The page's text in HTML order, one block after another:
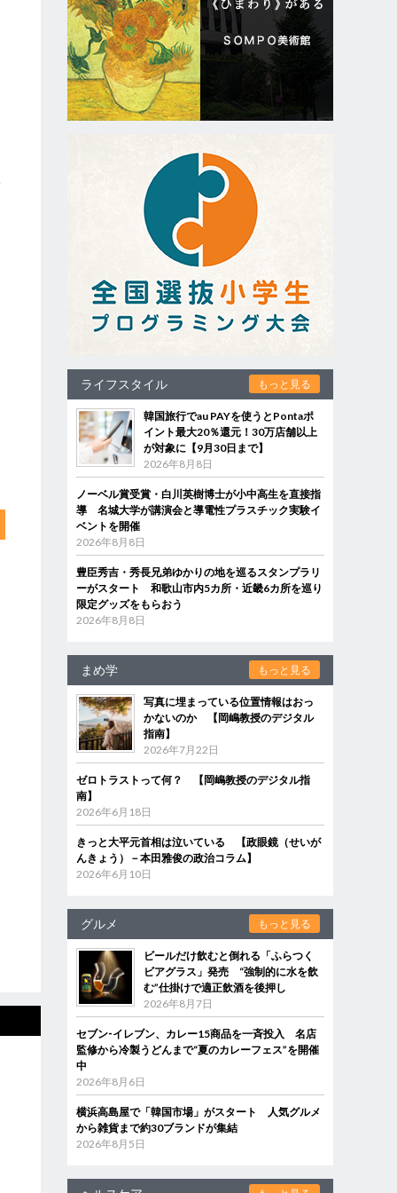
ライフスタイル もっと見る
韓国旅行でau PAYを使うとPontaポ
イント最大20％還元！30万店舗以上
が対象に【9月30日まで】
2026年8月8日
ノーベル賞受賞・白川英樹博士が小中高生を直接指
導 名城大学が講演会と導電性プラスチック実験イ
ベントを開催
2026年8月8日
豊臣秀吉・秀長兄弟ゆかりの地を巡るスタンプラリ
ーがスタート 和歌山市内5カ所・近畿6カ所を巡り
限定グッズをもらおう
2026年8月8日
まめ学 もっと見る
写真に埋まっている位置情報はおっ
かないのか 【岡嶋教授のデジタル
指南】
2026年7月22日
ゼロトラストって何？ 【岡嶋教授のデジタル指
南】
2026年6月18日
きっと大平元首相は泣いている 【政眼鏡（せいが
んきょう）－本田雅俊の政治コラム】
2026年6月10日
グルメ もっと見る
ビールだけ飲むと倒れる「ふらつく
ビアグラス」発売 “強制的に水を飲
む”仕掛けで適正飲酒を後押し
2026年8月7日
セブン‐イレブン、カレー15商品を一斉投入 名店
監修から冷製うどんまで“夏のカレーフェス”を開催
中
2026年8月6日
横浜高島屋で「韓国市場」がスタート 人気グルメ
から雑貨まで約30ブランドが集結
2026年8月5日